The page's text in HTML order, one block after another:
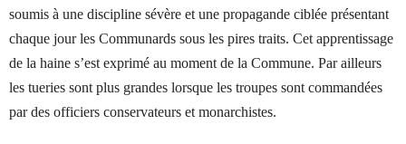
soumis à une discipline sévère et une propagande ciblée présentant
chaque jour les Communards sous les pires traits. Cet apprentissage
de la haine s’est exprimé au moment de la Commune. Par ailleurs
les tueries sont plus grandes lorsque les troupes sont commandées
par des officiers conservateurs et monarchistes.